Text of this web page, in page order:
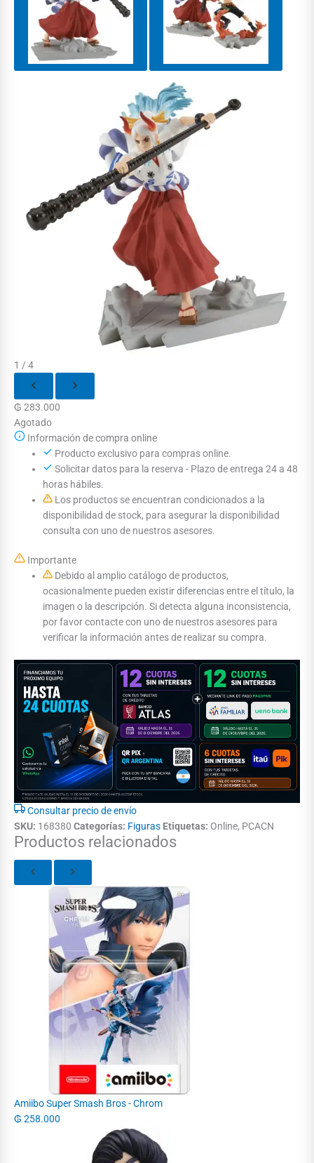
1 / 4
₲ 283.000
Agotado
Información de compra online
Producto exclusivo para compras online.
Solicitar datos para la reserva - Plazo de entrega 24 a 48
horas hábiles.
Los productos se encuentran condicionados a la
disponibilidad de stock, para asegurar la disponibilidad
consulta con uno de nuestros asesores.
Importante
Debido al amplio catálogo de productos,
ocasionalmente pueden existir diferencias entre el título, la
imagen o la descripción. Si detecta alguna inconsistencia,
por favor contacte con uno de nuestros asesores para
verificar la información antes de realizar su compra.
Consultar precio de envío
SKU: 168380 Categorías: Figuras Etiquetas: Online, PCACN
Productos relacionados
Amiibo Super Smash Bros - Chrom
₲ 258.000